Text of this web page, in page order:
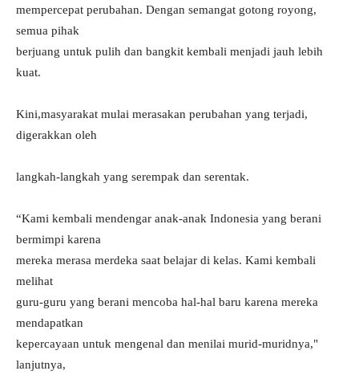
mempercepat perubahan. Dengan semangat gotong royong,
semua pihak
berjuang untuk pulih dan bangkit kembali menjadi jauh lebih
kuat.
Kini,masyarakat mulai merasakan perubahan yang terjadi,
digerakkan oleh
langkah-langkah yang serempak dan serentak.
“Kami kembali mendengar anak-anak Indonesia yang berani
bermimpi karena
mereka merasa merdeka saat belajar di kelas. Kami kembali
melihat
guru-guru yang berani mencoba hal-hal baru karena mereka
mendapatkan
kepercayaan untuk mengenal dan menilai murid-muridnya,"
lanjutnya,